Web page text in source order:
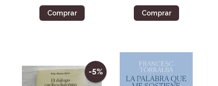
Comprar Comprar
-5%